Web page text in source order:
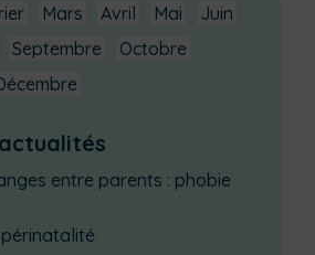
Mars Avril Mai
Juin
Septembre
Octobre
entre parents : phobie